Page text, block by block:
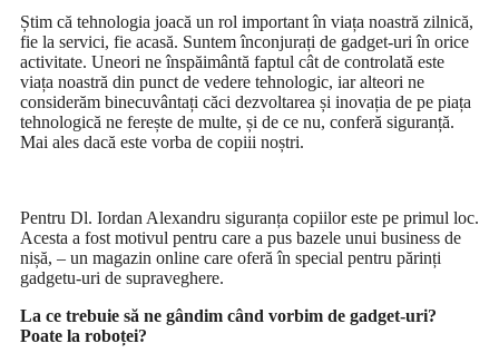
Știm că tehnologia joacă un rol important în viața noastră zilnică,
fie la servici, fie acasă. Suntem înconjurați de gadget-uri în orice
activitate. Uneori ne înspăimântă faptul cât de controlată este
viața noastră din punct de vedere tehnologic, iar alteori ne
considerăm binecuvântați căci dezvoltarea și inovația de pe piața
tehnologică ne ferește de multe, și de ce nu, conferă siguranță.
Mai ales dacă este vorba de copiii noștri.
Pentru Dl. Iordan Alexandru siguranța copiilor este pe primul loc.
Acesta a fost motivul pentru care a pus bazele unui business de
nișă, – un magazin online care oferă în special pentru părinți
gadgetu-uri de supraveghere.
La ce trebuie să ne gândim când vorbim de gadget-uri?
Poate la roboței?